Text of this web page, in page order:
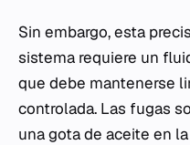
Sin embargo, esta
sistema requiere un
que debe mantenerse
controlada. Las fugas
una gota de aceite en